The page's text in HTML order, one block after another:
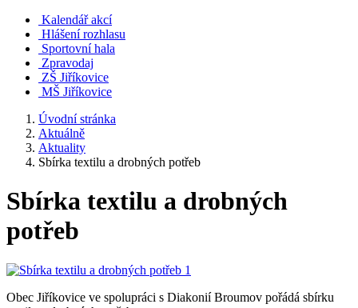
Kalendář akcí
Hlášení rozhlasu
Sportovní hala
Zpravodaj
ZŠ Jiříkovice
MŠ Jiříkovice
Úvodní stránka
Aktuálně
Aktuality
Sbírka textilu a drobných potřeb
Sbírka textilu a drobných
potřeb
Obec Jiříkovice ve spolupráci s Diakonií Broumov pořádá sbírku